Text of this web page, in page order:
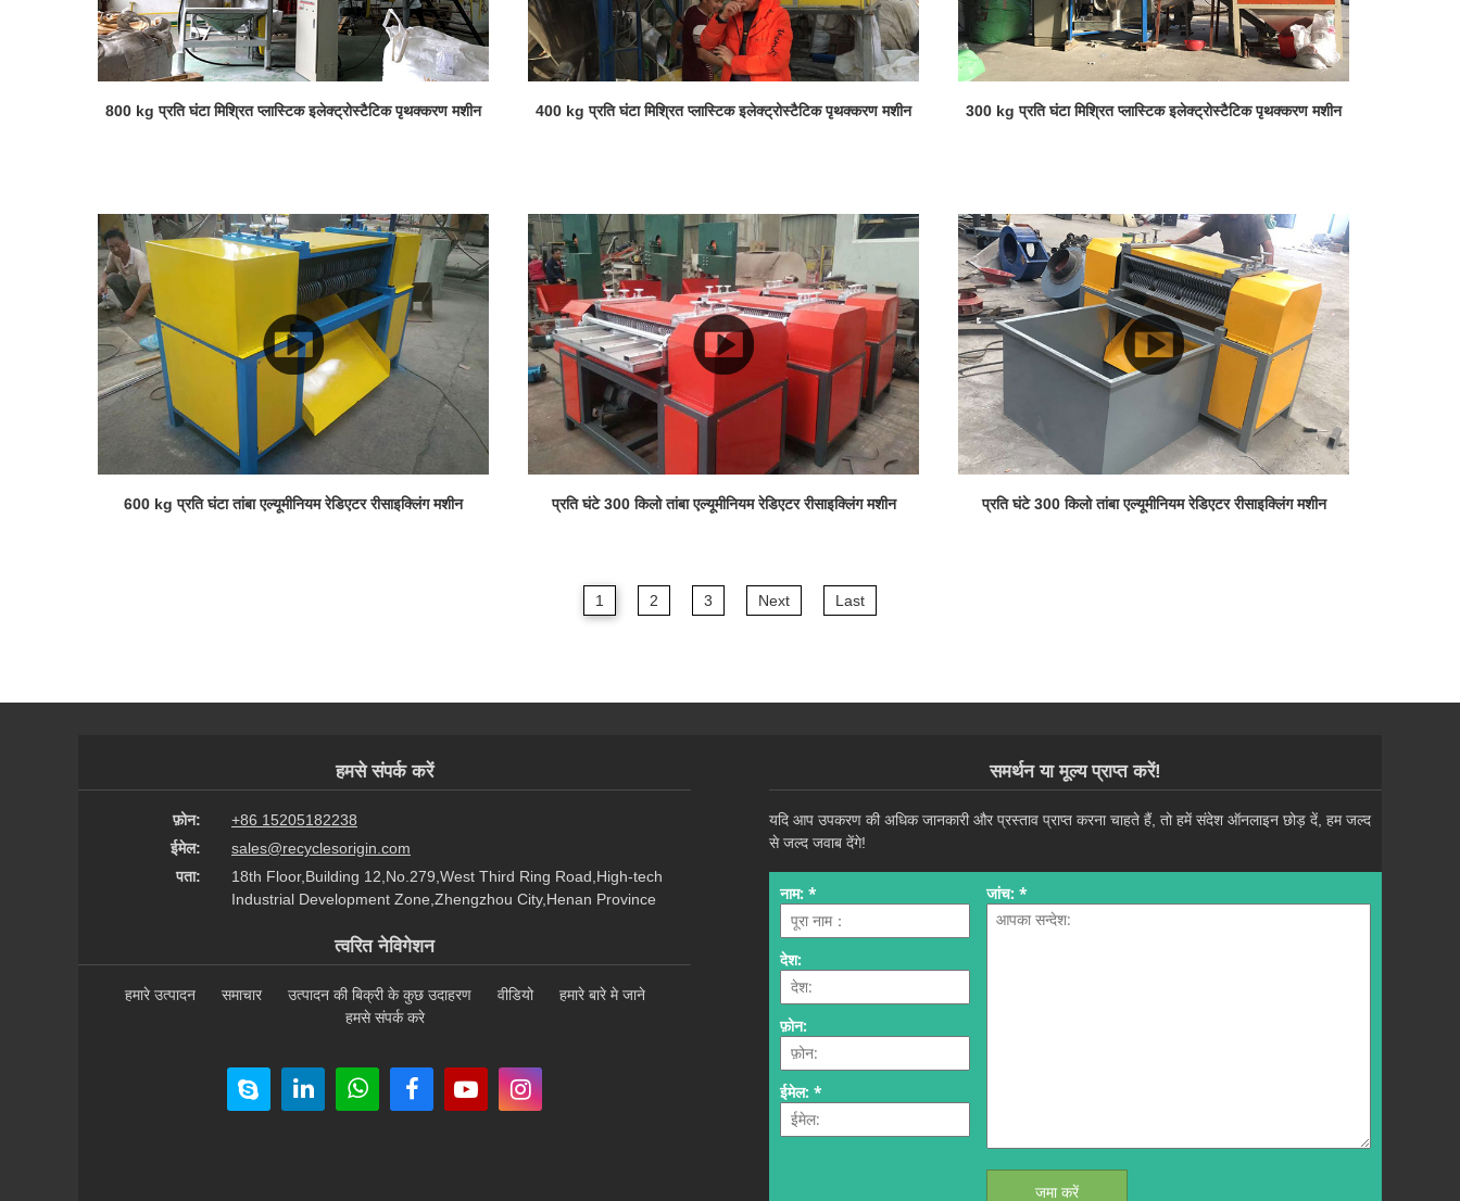
800 kg प्रति घंटा मिश्रित प्लास्टिक इलेक्ट्रोस्टैटिक पृथक्करण मशीन 400 kg प्रति घंटा मिश्रित प्लास्टिक इलेक्ट्रोस्टैटिक पृथक्करण मशीन 300 kg प्रति घंटा मिश्रित प्लास्टिक इलेक्ट्रोस्टैटिक पृथक्करण मशीन
600 kg प्रति घंटा तांबा एल्यूमीनियम रेडिएटर रीसाइक्लिंग मशीन प्रति घंटे 300 किलो तांबा एल्यूमीनियम रेडिएटर रीसाइक्लिंग मशीन प्रति घंटे 300 किलो तांबा एल्यूमीनियम रेडिएटर रीसाइक्लिंग मशीन
1 2 3 Next Last
हमसे संपर्क करें
फ़ोन:
+86 15205182238
ईमेल:
sales@recyclesorigin.com
पता:
18th Floor,Building 12,No.279,West Third Ring Road,High-tech
Industrial Development Zone,Zhengzhou City,Henan Province
त्वरित नेविगेशन
हमारे उत्पादन समाचार उत्पादन की बिक्री के कुछ उदाहरण वीडियो
हमारे बारे मे जाने
हमसे संपर्क करे
समर्थन या मूल्य प्राप्त करें!
यदि आप उपकरण की अधिक जानकारी और प्रस्ताव प्राप्त करना चाहते हैं, तो हमें संदेश ऑनलाइन छोड़ दें, हम जल्द
से जल्द जवाब देंगे!